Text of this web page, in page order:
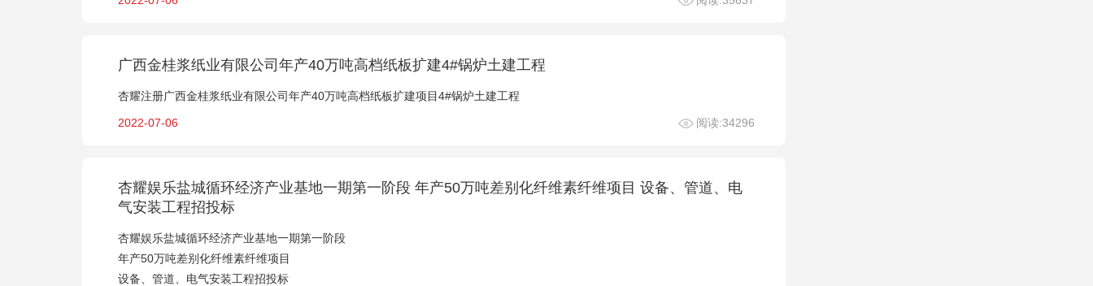
广西金桂浆纸业有限公司年产40万吨高档纸板扩建4#锅炉土建工程
杏耀注册广西金桂浆纸业有限公司年产40万吨高档纸板扩建项目4#锅炉土建工程
2022-07-06 阅读:34296
杏耀娱乐盐城循环经济产业基地一期第一阶段 年产50万吨差别化纤维素纤维项目 设备、管道、电
气安装工程招投标
杏耀娱乐盐城循环经济产业基地一期第一阶段
年产50万吨差别化纤维素纤维项目
设备、管道、电气安装工程招投标